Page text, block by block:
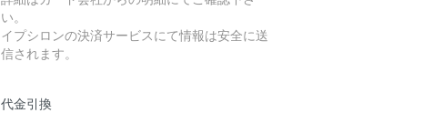
い。
イプシロンの決済サービスにて情報は安全に送
信されます。
代金引換